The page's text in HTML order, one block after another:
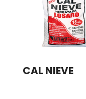
CAL NIEVE